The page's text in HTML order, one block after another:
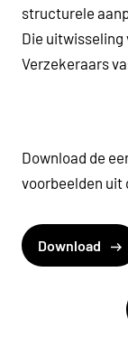
structurele
Die
Verzekeraars
Download de
voorbeelden uit
Download